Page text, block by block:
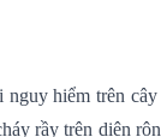
hiểm trên
rầy trên diện